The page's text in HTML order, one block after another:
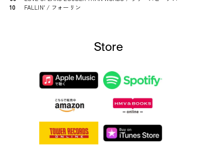
10
FALLIN' / フォーリン
Store